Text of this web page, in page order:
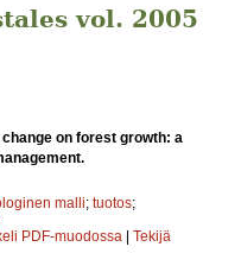
vol. 2005
on forest growth: a
malli; tuotos;
PDF-muodossa | Tekijä